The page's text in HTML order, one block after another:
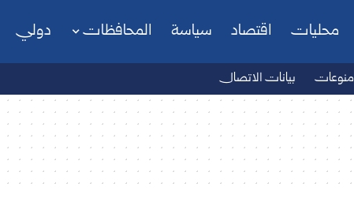
محليات اقتصاد سياسة المحافظات دولي
منوعات بيانات الاتصال